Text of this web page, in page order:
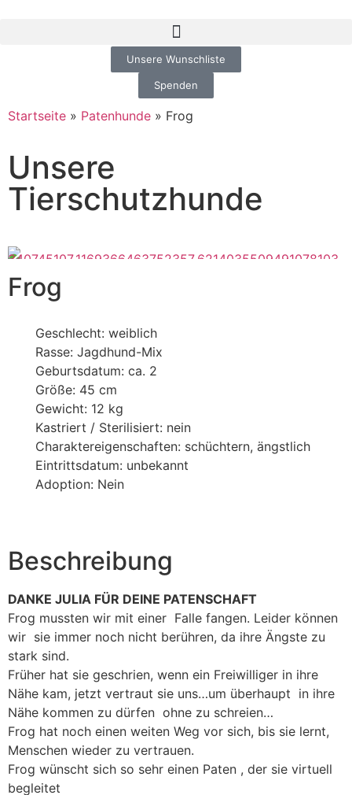
Unsere Wunschliste
Spenden
Startseite » Patenhunde » Frog
Unsere
Tierschutzhunde
Frog
Geschlecht: weiblich
Rasse: Jagdhund-Mix
Geburtsdatum: ca. 2
Größe: 45 cm
Gewicht: 12 kg
Kastriert / Sterilisiert: nein
Charaktereigenschaften: schüchtern, ängstlich
Eintrittsdatum: unbekannt
Adoption: Nein
Beschreibung
DANKE JULIA FÜR DEINE PATENSCHAFT
Frog mussten wir mit einer Falle fangen. Leider können
wir sie immer noch nicht berühren, da ihre Ängste zu
stark sind.
Früher hat sie geschrien, wenn ein Freiwilliger in ihre
Nähe kam, jetzt vertraut sie uns…um überhaupt in ihre
Nähe kommen zu dürfen ohne zu schreien…
Frog hat noch einen weiten Weg vor sich, bis sie lernt,
Menschen wieder zu vertrauen.
Frog wünscht sich so sehr einen Paten , der sie virtuell
begleitet